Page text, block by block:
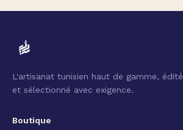
L'artisanat tunisien haut de gamme, édité
et sélectionné avec exigence.
Boutique